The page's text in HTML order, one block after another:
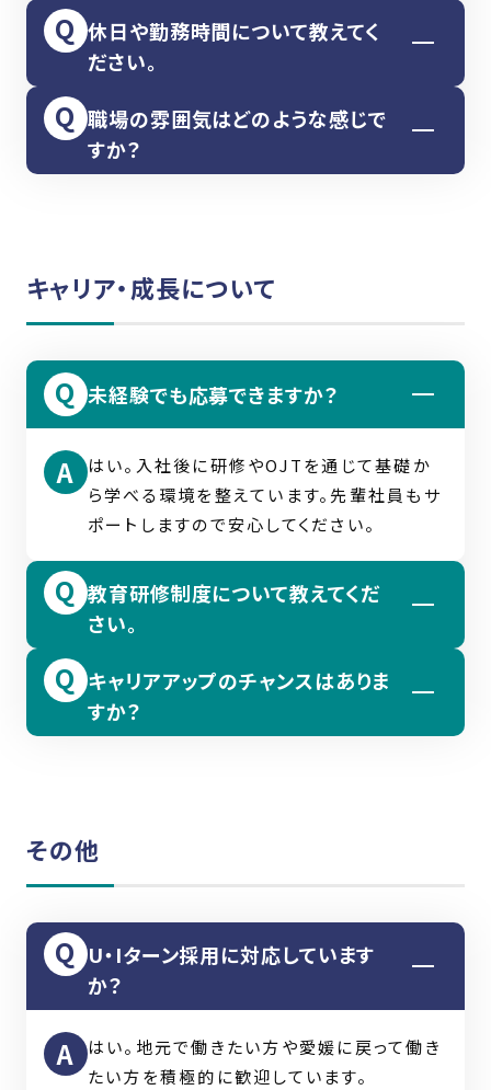
休日や勤務時間について教えてく
ださい。
完全週休二日制で、年間休日は124日
（2025年実績）です。勤務時間は本社が
8:30〜17:30、本社以外の支店・営業所が
職場の雰囲気はどのような感じで
すか？
育成と真面目な人柄で、チームや会社で協
力して仕事を進める風土があります。
キャリア・成長について
未経験でも応募できますか？
はい。入社後に研修やOJTを通じて基礎か
ら学べる環境を整えています。先輩社員もサ
ポートしますので安心してください。
教育研修制度について教えてくだ
さい。
新入社員研修に加え、製品知識や技術スキ
ルを学ぶ研修、製品について理解を深める講
キャリアアップのチャンスはありま
すか？
プアップも可能です。
その他
U・Iターン採用に対応しています
か？
はい。地元で働きたい方や愛媛に戻って働き
たい方を積極的に歓迎しています。